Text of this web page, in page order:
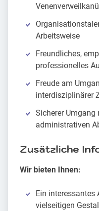
Arbeitsweise
Freundliches,
professionelles
Freude am
interdisziplinärer
Sicherer
administrativen
Zusätzliche
Wir bieten Ihnen:
Ein
vielseitigen